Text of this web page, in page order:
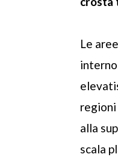
Le
alla
scala